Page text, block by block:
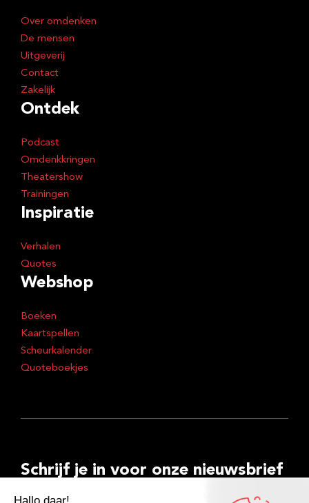
Over omdenken
De mensen
Uitgeverij
Contact
Zakelijk
Ontdek
Podcast
Omdenkkringen
Theatershow
Trainingen
Inspiratie
Verhalen
Quotes
Webshop
Boeken
Kaartspellen
Scheurkalender
Quoteboekjes
Schrijf je in voor onze nieuwsbrief